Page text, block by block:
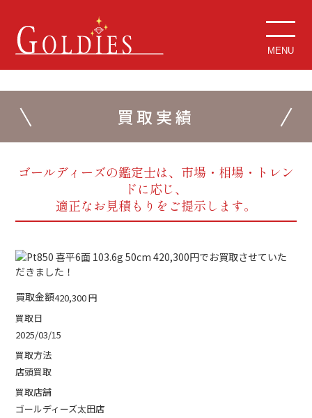
MENU
買取実績
ゴールディーズの鑑定士は、市場・相場・トレン
ドに応じ、
適正なお見積もりをご提示します。
買取金額420,300円
買取日
2025/03/15
買取方法
店頭買取
買取店舗
ゴールディーズ太田店